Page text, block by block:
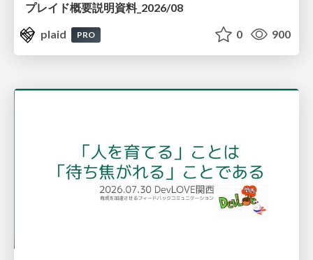
プレイド概要説明資料_2026/08
plaid
PRO 0 900